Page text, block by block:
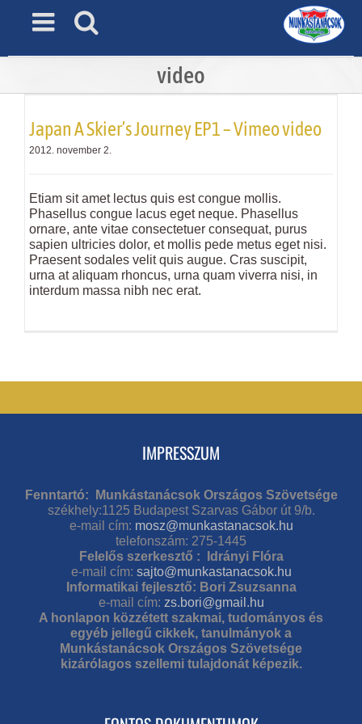
video
Japan A Skier’s Journey EP1 – Vimeo video
2012. november 2.
Etiam sit amet lectus quis est congue mollis.
Phasellus congue lacus eget neque. Phasellus
ornare, ante vitae consectetuer consequat, purus
sapien ultricies dolor, et mollis pede metus eget nisi.
Praesent sodales velit quis augue. Cras suscipit,
urna at aliquam rhoncus, urna quam viverra nisi, in
interdum massa nibh nec erat.
IMPRESSZUM
Fenntartó: Munkástanácsok Országos Szövetsége
székhely:1125 Budapest Szarvas Gábor út 9/b.
e-mail cím: mosz@munkastanacsok.hu
telefonszám: 275-1445
Felelős szerkesztő : Idrányi Flóra
e-mail cím: sajto@munkastanacsok.hu
Informatikai fejlesztő: Bori Zsuzsanna
e-mail cím: zs.bori@gmail.hu
A honlapon közzétett szakmai, tudományos és
egyéb jellegű cikkek, tanulmányok a
Munkástanácsok Országos Szövetsége
kizárólagos szellemi tulajdonát képezik.